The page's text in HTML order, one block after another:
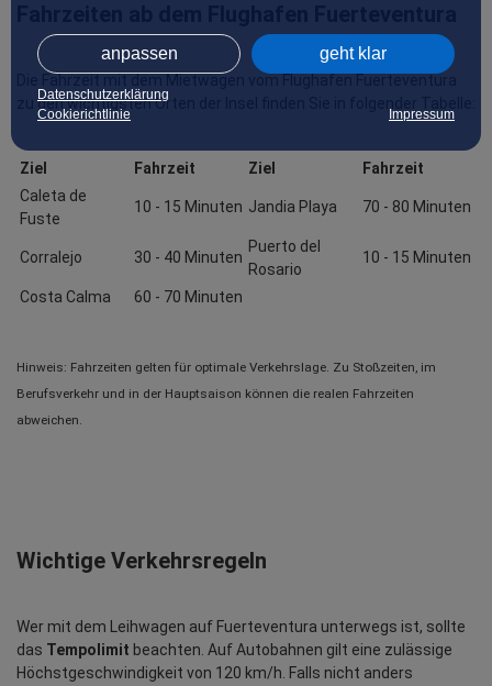
anpassen geht klar
Datenschutzerklärung
Cookierichtlinie
Impressum
zu den wichtigsten Orten der Insel finden Sie in folgender Tabelle:
Ziel Fahrzeit Ziel
Fahrzeit
Caleta de
Fuste
10 - 15 Minuten Jandia Playa 70 - 80 Minuten
Corralejo 30 - 40 Minuten
Puerto del
Rosario
10 - 15 Minuten
Costa Calma 60 - 70 Minuten
Hinweis: Fahrzeiten gelten für optimale Verkehrslage. Zu Stoßzeiten, im
Berufsverkehr und in der Hauptsaison können die realen Fahrzeiten
abweichen.
Wichtige Verkehrsregeln
Wer mit dem Leihwagen auf Fuerteventura unterwegs ist, sollte
das Tempolimit beachten. Auf Autobahnen gilt eine zulässige
Höchstgeschwindigkeit von 120 km/h. Falls nicht anders